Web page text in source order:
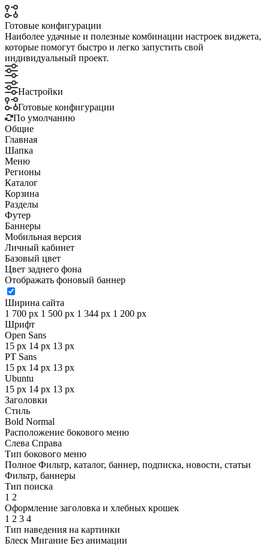
Готовые конфигурации
Наиболее удачные и полезные комбинации настроек виджета,
которые помогут быстро и легко запустить свой
индивидуальный проект.
Настройки
Готовые конфигурации
По умолчанию
Общие
Главная
Шапка
Меню
Регионы
Каталог
Корзина
Разделы
Футер
Баннеры
Мобильная версия
Личный кабинет
Базовый цвет
Цвет заднего фона
Отображать фоновый баннер
Ширина сайта
1 700 px 1 500 px 1 344 px 1 200 px
Шрифт
Open Sans
15 px 14 px 13 px
PT Sans
15 px 14 px 13 px
Ubuntu
15 px 14 px 13 px
Заголовки
Стиль
Bold Normal
Расположение бокового меню
Слева Справа
Тип бокового меню
Полное Фильтр, каталог, баннер, подписка, новости, статьи
Фильтр, баннеры
Тип поиска
1 2
Оформление заголовка и хлебных крошек
1 2 3 4
Тип наведения на картинки
Блеск Мигание Без анимации